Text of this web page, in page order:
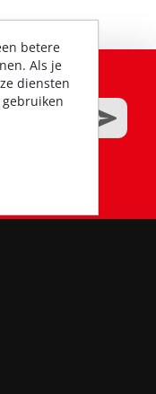
betere
Als je
diensten